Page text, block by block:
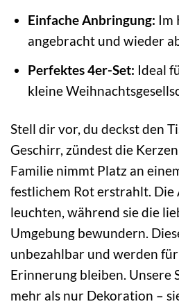
Einfache Anbringung: Im
angebracht und wieder
Perfektes 4er-Set: Ideal
kleine
Stell dir vor, du deckst den
Geschirr, zündest die
Familie nimmt Platz an
festlichem Rot erstrahlt.
leuchten, während sie die
Umgebung bewundern.
unbezahlbar und werden
Erinnerung bleiben. Unsere
mehr als nur Dekoration –